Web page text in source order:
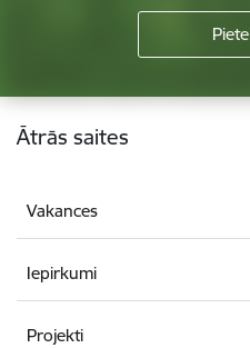
Kājene
Ātrās saites
Vakances
Iepirkumi
Projekti